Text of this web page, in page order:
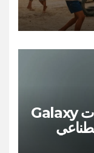
سامسونج تكشف عن نظارات Galaxy